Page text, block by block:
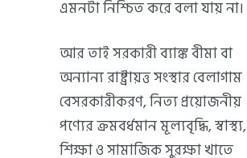
এমনটা নিশ্চিত করে বলা যায় না।
আর তাই সরকারী ব্যাঙ্ক বীমা বা
অন্যান্য রাষ্ট্রায়ত্ত সংস্থার বেলাগাম
বেসরকারীকরণ, নিত্য প্রয়োজনীয়
পণ্যের ক্রমবর্ধমান মূল্যবৃদ্ধি, স্বাস্থ্য,
শিক্ষা ও সামাজিক সুরক্ষা খাতে